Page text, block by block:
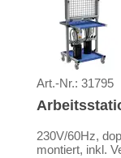
Art.-Nr.: 31795
230V/60Hz,
montiert, inkl.